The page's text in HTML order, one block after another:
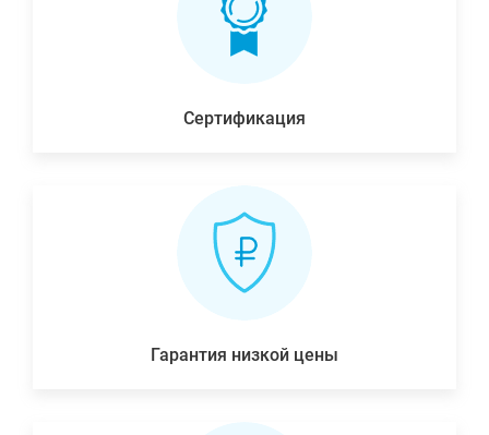
Сертификация
Гарантия низкой цены